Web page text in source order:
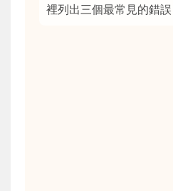
裡列出三個最常見的錯誤